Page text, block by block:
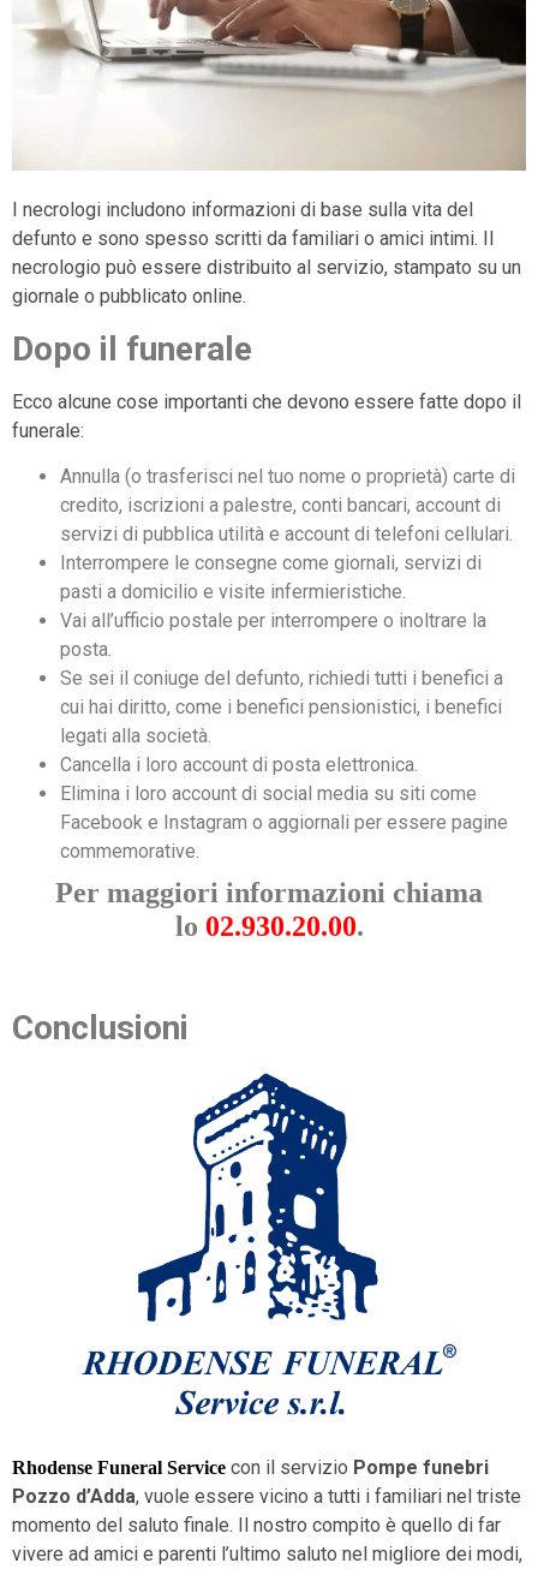
I necrologi includono informazioni di base sulla vita del
defunto e sono spesso scritti da familiari o amici intimi. Il
necrologio può essere distribuito al servizio, stampato su un
giornale o pubblicato online.
Dopo il funerale
Ecco alcune cose importanti che devono essere fatte dopo il
funerale:
Annulla (o trasferisci nel tuo nome o proprietà) carte di
credito, iscrizioni a palestre, conti bancari, account di
servizi di pubblica utilità e account di telefoni cellulari.
Interrompere le consegne come giornali, servizi di
pasti a domicilio e visite infermieristiche.
Vai all’ufficio postale per interrompere o inoltrare la
posta.
Se sei il coniuge del defunto, richiedi tutti i benefici a
cui hai diritto, come i benefici pensionistici, i benefici
legati alla società.
Cancella i loro account di posta elettronica.
Elimina i loro account di social media su siti come
Facebook e Instagram o aggiornali per essere pagine
commemorative.
Per maggiori informazioni chiama
lo 02.930.20.00.
Conclusioni
Rhodense Funeral Service con il servizio Pompe funebri
Pozzo d’Adda, vuole essere vicino a tutti i familiari nel triste
momento del saluto finale. Il nostro compito è quello di far
vivere ad amici e parenti l’ultimo saluto nel migliore dei modi,